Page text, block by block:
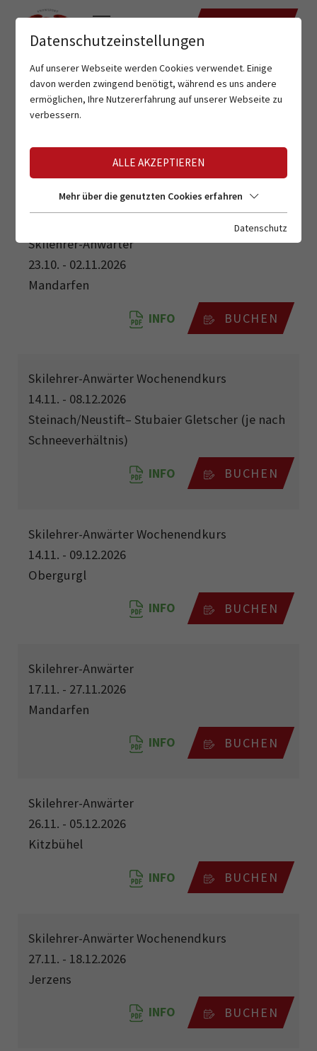
SKILEHRER-ANWÄRTER
Skilehrer-Anwärter
23.10. - 02.11.2026
Mandarfen
INFO BUCHEN
Skilehrer-Anwärter Wochenendkurs
14.11. - 08.12.2026
Steinach/Neustift– Stubaier Gletscher (je nach
Schneeverhältnis)
INFO BUCHEN
Skilehrer-Anwärter Wochenendkurs
14.11. - 09.12.2026
Obergurgl
INFO BUCHEN
Skilehrer-Anwärter
17.11. - 27.11.2026
Mandarfen
INFO BUCHEN
Skilehrer-Anwärter
26.11. - 05.12.2026
Kitzbühel
INFO BUCHEN
Skilehrer-Anwärter Wochenendkurs
27.11. - 18.12.2026
Jerzens
INFO BUCHEN
Datenschutzeinstellungen
Auf unserer Webseite werden Cookies verwendet. Einige
davon werden zwingend benötigt, während es uns andere
ermöglichen, Ihre Nutzererfahrung auf unserer Webseite zu
verbessern.
ALLE AKZEPTIEREN
Mehr über die genutzten Cookies erfahren
Datenschutz